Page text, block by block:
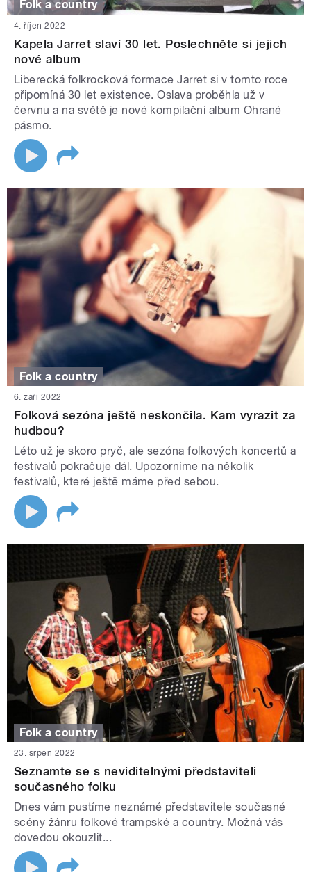
Folk a country
4. říjen 2022
Kapela Jarret slaví 30 let. Poslechněte si jejich
nové album
Liberecká folkrocková formace Jarret si v tomto roce
připomíná 30 let existence. Oslava proběhla už v
červnu a na světě je nové kompilační album Ohrané
pásmo.
Folk a country
6. září 2022
Folková sezóna ještě neskončila. Kam vyrazit za
hudbou?
Léto už je skoro pryč, ale sezóna folkových koncertů a
festivalů pokračuje dál. Upozorníme na několik
festivalů, které ještě máme před sebou.
Folk a country
23. srpen 2022
Seznamte se s neviditelnými představiteli
současného folku
Dnes vám pustíme neznámé představitele současné
scény žánru folkové trampské a country. Možná vás
dovedou okouzlit...